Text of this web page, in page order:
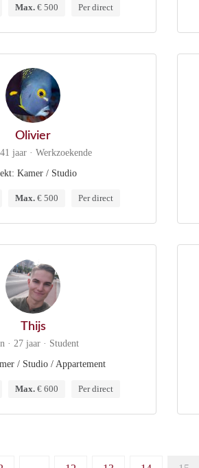
Max.€ 500 Per direct
Olivier
jaar · Werkzoekende
Kamer / Studio
Max.€ 500 Per direct
Thijs
· 27 jaar · Student
/ Studio / Appartement
Max.€ 600 Per direct